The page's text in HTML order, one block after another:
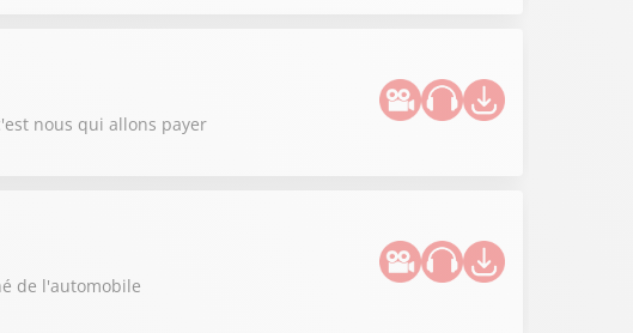
nous qui allons payer
de l'automobile